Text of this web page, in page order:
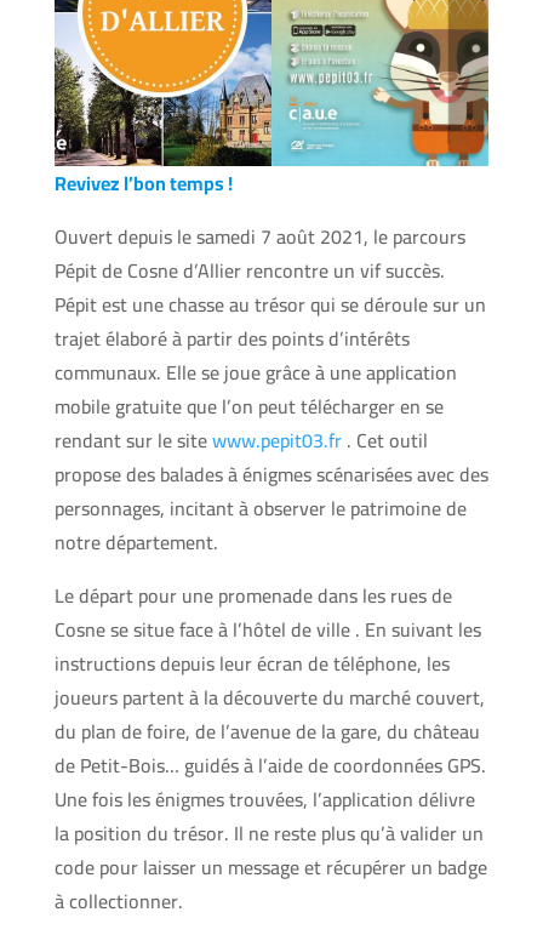
Revivez l’bon temps !
Ouvert depuis le samedi 7 août 2021, le parcours
Pépit de Cosne d’Allier rencontre un vif succès.
Pépit est une chasse au trésor qui se déroule sur un
trajet élaboré à partir des points d’intérêts
communaux. Elle se joue grâce à une application
mobile gratuite que l’on peut télécharger en se
rendant sur le sitewww.pepit03.fr. Cet outil
propose des balades à énigmes scénarisées avec des
personnages, incitant à observer le patrimoine de
notre département.
Le départ pour une promenade dans les rues de
Cosne se situe face à l’hôtel de ville . En suivant les
instructions depuis leur écran de téléphone, les
joueurs partent à la découverte du marché couvert,
du plan de foire, de l’avenue de la gare, du château
de Petit-Bois… guidés à l’aide de coordonnées GPS.
Une fois les énigmes trouvées, l’application délivre
la position du trésor. Il ne reste plus qu’à valider un
code pour laisser un message et récupérer un badge
à collectionner.